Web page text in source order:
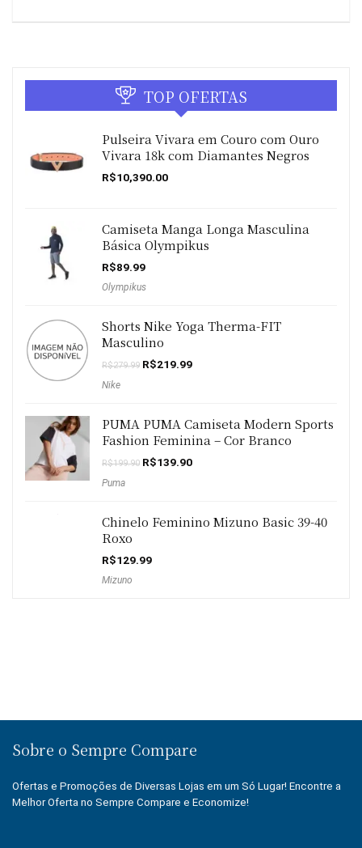
TOP OFERTAS
Pulseira Vivara em Couro com Ouro
Vivara 18k com Diamantes Negros
R$10,390.00
Camiseta Manga Longa Masculina
Básica Olympikus
R$89.99
Olympikus
Shorts Nike Yoga Therma-FIT
Masculino
R$279.99 O
R$219.99O
Nike
PUMA PUMA Camiseta Modern Sports
Fashion Feminina – Cor Branco
R$199.90 O
R$139.90O
Puma
Chinelo Feminino Mizuno Basic 39-40
Roxo
R$129.99
Mizuno
Sobre o Sempre Compare
Ofertas e Promoções de Diversas Lojas em um Só Lugar! Encontre a
Melhor Oferta no Sempre Compare e Economize!